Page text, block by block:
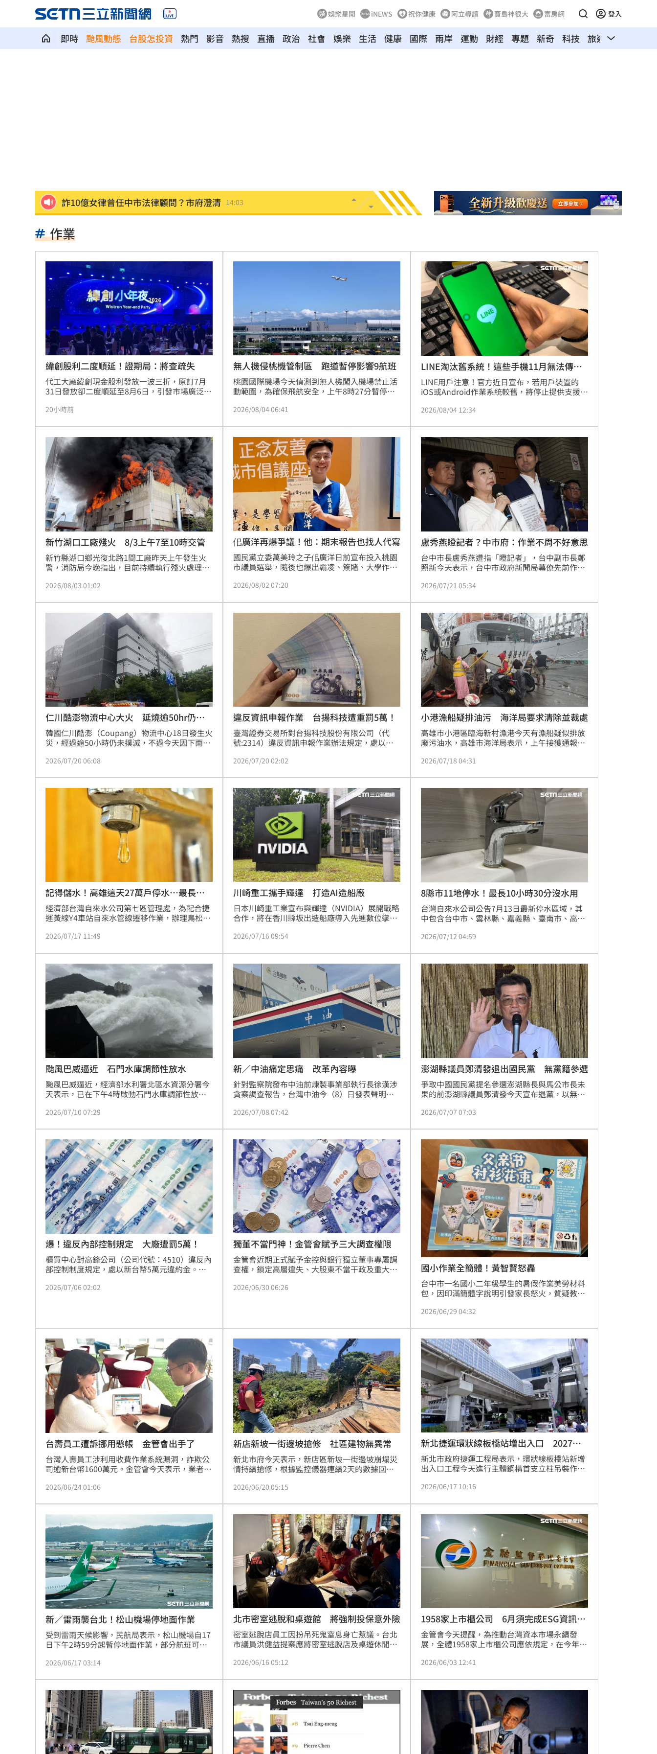
娛樂星聞 iNEWS 祝你健康 阿立導讀 寶島神很大 富房網 登入
即時 颱風動態 台股怎投資 熱門 影音 熱搜 直播 政治 社會 娛樂 生活 健康 國際 兩岸 運動 財經 專題 新奇 科技 旅遊 汽車
【迪士尼】Q3亮眼 幕後推手帶動雙引擎 13:58
郭書瑤背後金主竟是大咖藝人！身份曝光了
田路路批不配當工會理事長 曹雨婷不忍了
女律師詐慈濟10億仍做1事 眾驚：水很深 13:49
踩鞭炮瞬間爆炸！51歲男腳掌全爛 急截肢 13:45
收盤／台積電獨撐 台股開高走低跌170點 13:44
泰校園爆槍擊！釀7死15傷 學生槍手身亡 13:43
柯文哲拄拐杖卻能嚇一跳！陳智菡全說了 13:38
《百味》王凱驟逝 製作人靈堂悼念殺青了 13:34
亮哲父愛爆發！15年前第一次抱女兒淚崩 13:33
點名「這兩柯」 她：都欠陳時中一個道歉 13:30
獨／遭黑「假開店、真選舉」闆娘曝藏鏡人 13:29
小刀驚傳離婚台玻千金 孫德榮鬆口回應了 13:26
台積電上看3千不夠！他估這年有望衝到5千 13:24
林庭謙加盟戰神 球團街頭狂發3000份特報 13:21
台灣彩券開獎直播中
LIVE三立+24小時直播
三立iNEWS新聞台線上直播
商場戰國來臨 台中「頂奢大道」逐漸成形
台彩父親節推新刮刮樂千萬頭獎超「爸」氣
「拍片人的多重宇宙」職涯論壇9/12登場！ 10:30
8國球員齊聚高雄 Formosa 7s掀足球熱潮 10:00
理想混蛋號召粉絲跨海追星吃美食！ 18:15
作業
緯創股利二度順延！證期局：將查疏失
代工大廠緯創現金股利發放一波三折，原訂7月
31日發放卻二度順延至8月6日，引發市場廣泛關
月期限，但已要求集保結算所介入調查，釐清是
延遲期間的利息補償金。證期局強調，若調查確
有嚴重疏失，最重將依法收回緯創「自辦股務」
資格，屆時公司將被迫委外辦理，進而增加相關
作業成本。目前全台自辦股務企業僅剩少數，此
事件也再度凸顯企業股務作業內控的重要性，主
管機關將持續監管以維護股東權益。
20小時前
無人機侵桃機管制區 跑道暫停影響9航班
桃園國際機場今天偵測到無人機闖入機場禁止活
動範圍，為確保飛航安全，上午8時27分暫停
37分恢復運作，共影響9航班。
2026/08/04 06:41
LINE淘汰舊系統！這些手機11月無法傳訊
息
LINE用戶注意！官方近日宣布，若用戶裝置的
iOS或Android作業系統較舊，將停止提供支援服
及撥打電話。
2026/08/04 12:34
新竹湖口工廠殘火 8/3上午7至10時交管
新竹縣湖口鄉光復北路1間工廠昨天上午發生火
警，消防局今晚指出，目前持續執行殘火處理，
時至10時周邊將實施交通管制。
2026/08/03 01:02
佀廣洋再爆爭議！他：期末報告也找人代寫
國民黨立委萬美玲之子佀廣洋日前宣布投入桃園
市議員選舉，隨後也爆出霸凌、簽賭、大學作弊
倒閣，也讓霸凌事件稍稍退燒。不過今（2）
佀廣洋大學的選修課，連三百字的期末報告都請
人「代寫」。
2026/08/02 07:20
盧秀燕瞪記者？中市府：作業不周不好意思
台中市長盧秀燕遭指「瞪記者」，台中副市長鄭
照新今天表示，台中市政府新聞局幕僚先前作
周，他要向大家說「真不好意思」。
2026/07/21 05:34
仁川酷澎物流中心大火 延燒逾50hr仍未
滅
韓國仁川酷澎（Coupang）物流中心18日發生火
災，經過逾50小時仍未撲滅，不過今天因下雨加
可能倒塌的同時，持續滅火作業。
2026/07/20 06:08
違反資訊申報作業 台揚科技遭重罰5萬！
臺灣證券交易所對台揚科技股份有限公司（代
號:2314）違反資訊申報作業辦法規定，處以新
2026/07/20 02:02
小港漁船疑排油污 海洋局要求清除並裁處
高雄市小港區臨海新村漁港今天有漁船疑似排放
廢污油水，高雄市海洋局表示，上午接獲通報立
污，油污已於下午清除，後續將依法裁處。
2026/07/18 04:31
記得儲水！高雄這天27萬戶停水…最長
7hrs
經濟部台灣自來水公司第七區管理處，為配合捷
運黃線Y4車站自來水管線遷移作業，辦理鳥松區
作業；預計在7月24日（五）凌晨0時至上午7時
降，本案安排於夜間進行，以盡量降低對民眾用
水造成的不便。
2026/07/17 11:49
川崎重工攜手輝達 打造AI造船廠
日本川崎重工業宣布與輝達（NVIDIA）展開戰略
合作，將在香川縣坂出造船廠導入先進數位孿生
採購及品質管理流程中引入AI代理人，全面提升
戰，雙方將共同開發AI驅動的四足焊接機器人，
並利用輝達模擬平台加速部署，以自動化技術優
化大型結構製造，此舉不僅是工業數位轉型的重
要里程碑，更展現AI技術在重工業應用上的龐大
潛力與創新變革。
2026/07/16 09:54
8縣市11地停水！最長10小時30分沒水用
台灣自來水公司公告7月13日最新停水區域，其
中包含台中市、雲林縣、嘉義縣、臺南市、高雄
區域最長時間達10小時30分鐘，《三立新聞網》
2026/07/12 04:59
颱風巴威逼近 石門水庫調節性放水
颱風巴威逼近，經濟部水利署北區水資源分署今
天表示，已在下午4時啟動石門水庫調節性放
早上8時有機會開啟溢洪道洩洪。
2026/07/10 07:29
新／中油痛定思痛 改革內容曝
針對監察院發布中油前煉製事業部執行長徐漢涉
貪案調查報告，台灣中油今（8）日發表聲明強
動移請廉政署偵辦，並全力配合調查。為重塑公
行全面清查，並落實職務輪調與實質代理制度，
降低業務風險。同時，中油透過強化內稽內控，
包括追繳涉案人員不當得利，並建立採購廉政平
臺引入外部監督，力求採購透明化。中油承諾將
持續精進法治教育與內控機制，以具體改革行動
落實國營企業責任，回應社會期待，確保公司營
運符合最高廉政標準與大眾監督。
2026/07/08 07:42
澎湖縣議員鄭清發退出國民黨 無黨籍參選
爭取中國國民黨提名參選澎湖縣長與馬公市長未
果的前澎湖縣議員鄭清發今天宣布退黨，以無黨
國民黨澎湖縣黨部說，希望鄭清發以大局為重。
2026/07/07 07:03
爆！違反內部控制規定 大廠遭罰5萬！
櫃買中心對高鋒公司（公司代號：4510）違反內
部控制制度規定，處以新台幣5萬元違約金。櫃
一案，經查其投資作業違反內部控制制度之規
2026/07/06 02:02
獨董不當門神！金管會賦予三大調查權限
金管會近期正式賦予金控與銀行獨立董事專屬調
查權，鎖定高層違失、大股東不當干政及重大吹
律師或會計師等外部專家協助，調查費用由公司
臨司法求償。此制度旨在讓獨董發揮治理防腐劑
功能，提升金融機構透明度並與國際接軌。
2026/06/30 06:26
國小作業全簡體！黃智賢怒轟
台中市一名國小二年級學生的暑假作業美勞材料
包，因印滿簡體字說明引發家長怒火，質疑教育
議，連立場親中的媒體人黃智賢都留言痛批「離
包廠商統一採購，坦承疏忽外包裝字體審查，並
已全面回收該批材料包。這起「簡體字作業」風
波反映出家長對於校園教材審核的高度重視，以
及兩岸敏感議題在教育現場的爭議。
2026/06/29 04:32
台壽員工遭訴挪用懸帳 金管會出手了
台灣人壽員工涉利用收費作業系統漏洞，詐欺公
司逾新台幣1600萬元。金管會今天表示，業者去
帳，不過當時並未提到侵占禮券一事，將針對此
2026/06/24 01:06
新店新坡一街邊坡搶修 社區建物無異常
新北市府今天表示，新店區新坡一街邊坡崩塌災
情持續搶修，根據監控儀器連續2天的數據回
預計21日完成鋼軌樁打設及孔洞灌漿作業。
2026/06/20 05:15
新北捷運環狀線板橋站增出入口 2027完
工
新北市政府捷運工程局表示，環狀線板橋站新增
出入口工程今天進行主體鋼構首支立柱吊裝作
鐵、台鐵及捷運板南線的時間將大幅減少。
2026/06/17 10:16
新／雷雨襲台北！松山機場停地面作業
受到雷雨天候影響，民航局表示，松山機場自17
日下午2時59分起暫停地面作業，部分航班可能
新航班資訊。
2026/06/17 03:14
北市密室逃脫和桌遊館 將強制投保意外險
密室逃脫店員工因扮吊死鬼窒息身亡惹議。台北
市議員洪健益提案應將密室逃脫店及桌遊休閒館
說，已進行修法，8月初前可發布實施。
2026/06/16 05:12
1958家上市櫃公司 6月須完成ESG資訊申
報
金管會今天提醒，為推動台灣資本市場永續發
展，全體1958家上市櫃公司應依規定，在今年6
供各利害關係人檢視企業永續經營表現及進行投
在8月底前完成申報114年度永續報告書。
2026/06/03 12:41